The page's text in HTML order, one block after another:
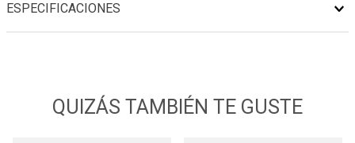
ESPECIFICACIONES
QUIZÁS TAMBIÉN TE GUSTE